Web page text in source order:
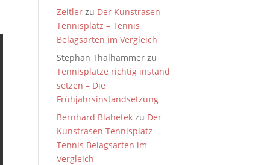
Zeitler zu Der Kunstrasen
Tennisplatz – Tennis
Belagsarten im Vergleich
Stephan Thalhammer zu
Tennisplätze richtig instand
setzen – Die
Frühjahrsinstandsetzung
Bernhard Blahetek zu Der
Kunstrasen Tennisplatz –
Tennis Belagsarten im
Vergleich